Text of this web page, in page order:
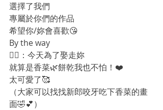
選擇了我們
專屬於你們的作品
希望你/妳會喜歡😘
By the way
🤵‍♂：今天為了娶走妳
就算是香菜🌿餅乾我也不怕！❤️
太可愛了🥰
（大家可以找找新郎咬牙吃下香菜的畫
面🤣💕）